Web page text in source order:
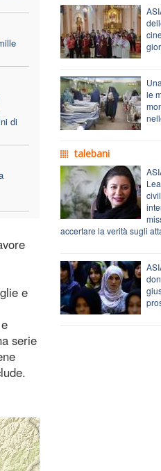
di
e
serie
le
talebani
accertare la verità sugli